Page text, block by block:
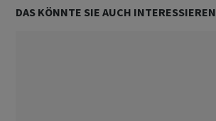
DAS KÖNNTE SIE AUCH INTERESSIEREN